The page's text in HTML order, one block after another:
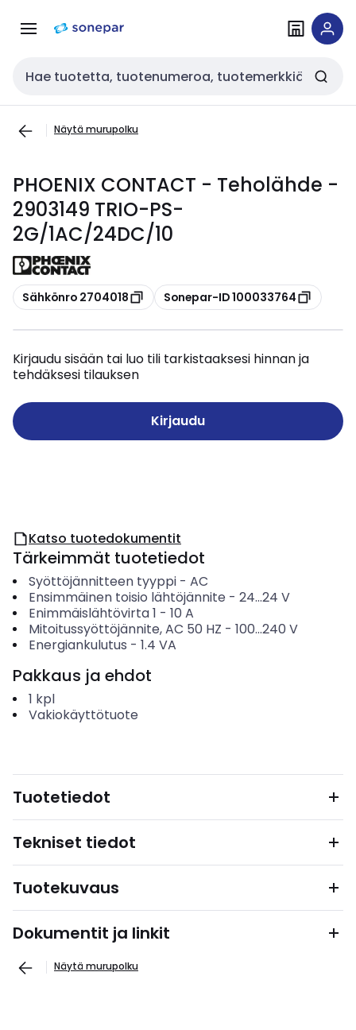
navigointiinsisältöön
Haku
Näytä murupolku
PHOENIX CONTACT - Teholähde -
2903149 TRIO-PS-
2G/1AC/24DC/10
Kopioi
Sähkönro 2704018 Kopioi
Sonepar-ID 100033764
Kirjaudu sisään tai luo tili tarkistaaksesi hinnan ja
tehdäksesi tilauksen
Kirjaudu
Katso tuotedokumentit
Tärkeimmät tuotetiedot
Syöttöjännitteen tyyppi- AC
Ensimmäinen toisio lähtöjännite - 24...24 V
Enimmäislähtövirta 1 - 10 A
Mitoitussyöttöjännite, AC 50 HZ - 100...240 V
Energiankulutus - 1.4 VA
Pakkaus ja ehdot
1 kpl
Vakiokäyttötuote
Tuotetiedot
Tekniset tiedot
Tuotekuvaus
Dokumentit ja linkit
Näytä murupolku